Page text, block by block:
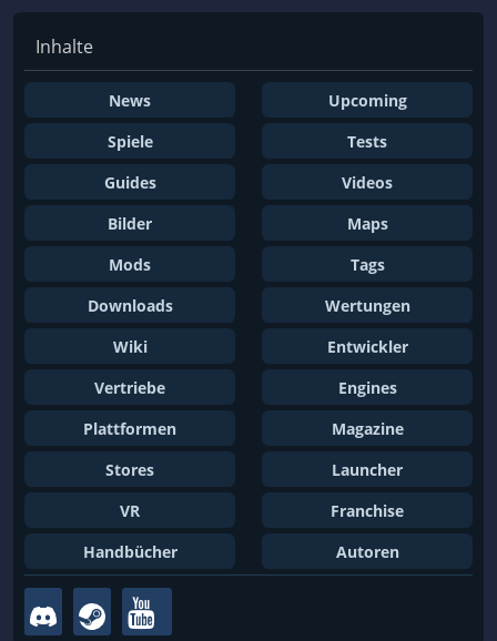
Inhalte
News
Upcoming
Spiele
Tests
Guides
Videos
Bilder
Maps
Mods
Tags
Downloads
Wertungen
Wiki
Entwickler
Vertriebe
Engines
Plattformen
Magazine
Stores
Launcher
VR
Franchise
Handbücher
Autoren